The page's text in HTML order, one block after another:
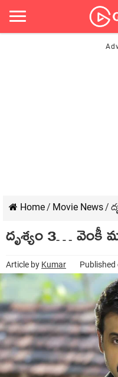
Home/ Movie News/
దృశ్యం 3… వెంకీ
Article by Kumar Published